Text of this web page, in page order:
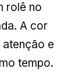
rolê no
A cor
e
tempo.